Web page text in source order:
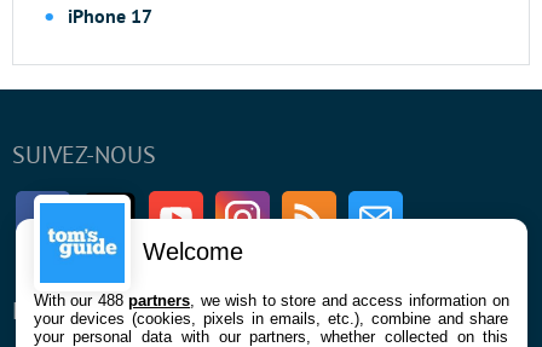
iPhone 17
SUIVEZ-NOUS
FacebookTwitter Youtube InstagramRSS Newsletter
ENTREPRISE À PROPOS
Welcome
With our 488partners , we wish to store and access information on
your devices (cookies, pixels in emails, etc.), combine and share
your personal data with our partners, whether collected on this